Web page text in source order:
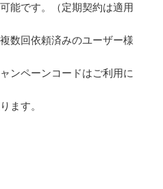
能です。（定期契約は適用
数回依頼済みのユーザー様
ンペーンコードはご利用に
ます。